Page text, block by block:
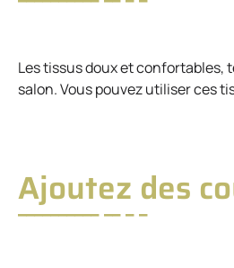
Les tissus doux et confortables,
salon. Vous pouvez utiliser ces
Ajoutez des